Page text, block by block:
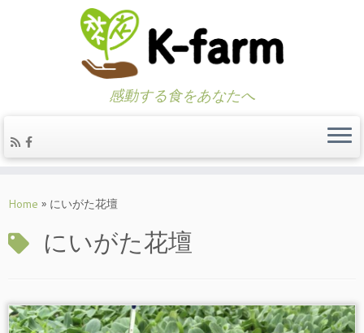
to
感動する食をあなたへ
Home » にいがた花壇
にいがた花壇